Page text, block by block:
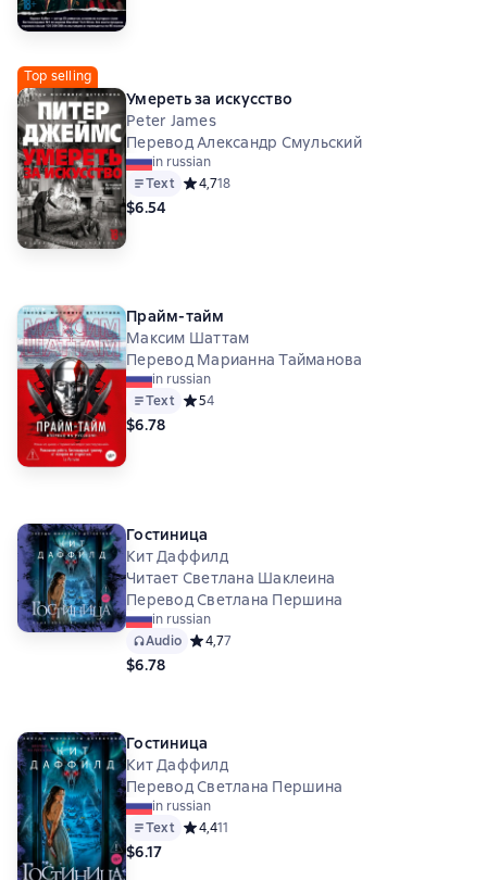
Top selling
Умереть за искусство
Peter James
Перевод Александр Смульский
in russian
Text Средний рейтинг 4,7 на основе 18 оценок
4,718
$6.54
Прайм-тайм
Максим Шаттам
Перевод Марианна Тайманова
in russian
Text Средний рейтинг 5 на основе 4 оценок
54
$6.78
Гостиница
Кит Даффилд
Читает Светлана Шаклеина
Перевод Светлана Першина
in russian
Audio Средний рейтинг 4,7 на основе 7 оценок
4,77
$6.78
Гостиница
Кит Даффилд
Перевод Светлана Першина
in russian
Text Средний рейтинг 4,4 на основе 11 оценок
4,411
$6.17